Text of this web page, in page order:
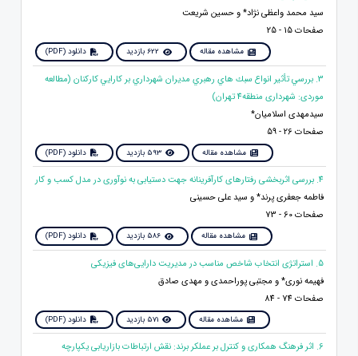
سید محمد واعظی نژاد* و حسین شریعت
صفحات 15 - 25
مشاهده مقاله 622 بازدید دانلود (PDF)
3. بررسي تأثير انواع سبك هاي رهبري مديران شهرداري بر كارايي كاركنان (مطالعه
موردی: شهرداری منطقه4 تهران)
سیدمهدی اسلامیان*
صفحات 26 - 59
مشاهده مقاله 593 بازدید دانلود (PDF)
4. بررسی اثربخشی رفتارهای کارآفرینانه جهت دستیابی به نوآوری در مدل کسب و کار
فاطمه جعفری پرند* و سید علی حسینی
صفحات 60 - 73
مشاهده مقاله 586 بازدید دانلود (PDF)
5. استراتژی انتخاب شاخص مناسب در مدیریت دارایی‌های فیزیکی
فهیمه نوری* و مجتبی پوراحمدی و مهدی صادق
صفحات 74 - 84
مشاهده مقاله 571 بازدید دانلود (PDF)
6. اثر فرهنگ همکاری و کنترل بر عملکر برند: نقش ارتباطات بازاریابی یکپارچه